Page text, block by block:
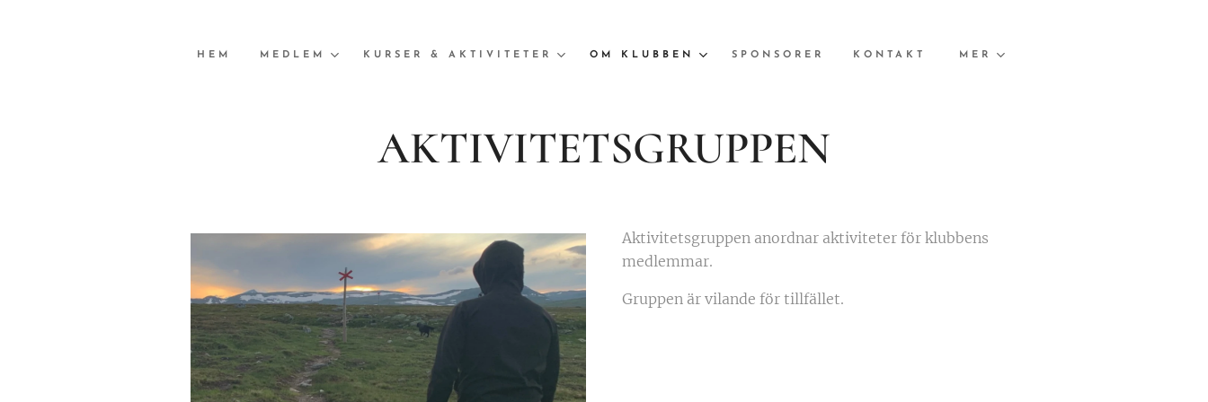
HEM MEDLEM KURSER & AKTIVITETER OM KLUBBEN SPONSORER KONTAKT MER
AKTIVITETSGRUPPEN
Aktivitetsgruppen anordnar aktiviteter för klubbens
medlemmar.
Gruppen är vilande för tillfället.